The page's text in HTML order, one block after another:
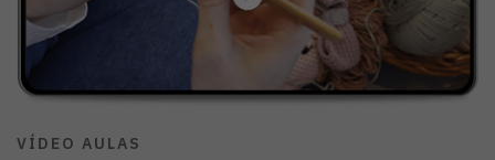
VÍDEO AULAS